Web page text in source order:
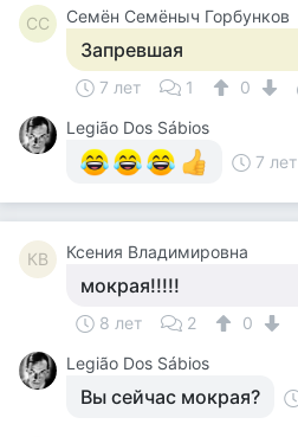
СС Семён Семёныч Горбунков
Запревшая
7 лет 1
0
Legião Dos Sábios
7 лет
КВ Ксения Владимировна
мокрая!!!!!
8 лет 2
0
Legião Dos Sábios
Вы сейчас мокрая?